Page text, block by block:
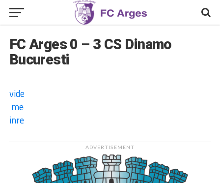
FC Arges 0 – 3 CS Dinamo
Bucuresti
video
meci
inregistrat
ADVERTISEMENT